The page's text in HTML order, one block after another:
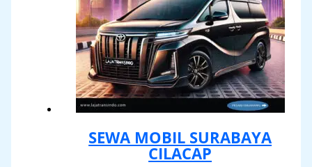
SEWA MOBIL SURABAYA
CILACAP